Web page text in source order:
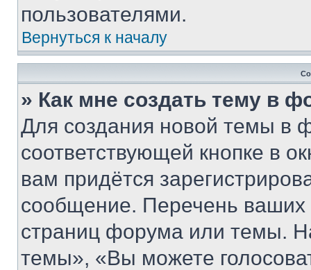
пользователями.
Вернуться к началу
» Как мне создать тему в
Для создания новой темы в
соответствующей кнопке в
вам придётся
сообщение. Перечень ваших
страниц форума или темы.
темы», «Вы можете